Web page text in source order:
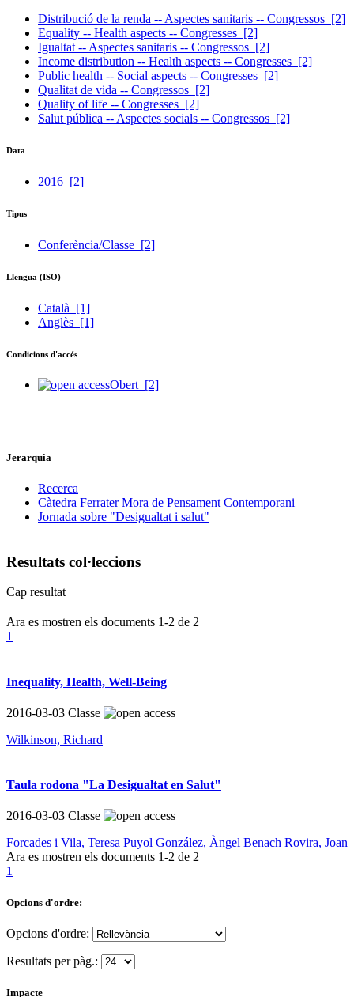
Distribució de la renda -- Aspectes sanitaris -- Congressos [2]
Equality -- Health aspects -- Congresses [2]
Igualtat -- Aspectes sanitaris -- Congressos [2]
Income distribution -- Health aspects -- Congresses [2]
Public health -- Social aspects -- Congresses [2]
Qualitat de vida -- Congressos [2]
Quality of life -- Congresses [2]
Salut pública -- Aspectes socials -- Congressos [2]
Data
2016 [2]
Tipus
Conferència/Classe [2]
Llengua (ISO)
Català [1]
Anglès [1]
Condicions d'accés
Obert [2]
Jerarquia
Recerca
Càtedra Ferrater Mora de Pensament Contemporani
Jornada sobre "Desigualtat i salut"
Resultats col·leccions
Cap resultat
Ara es mostren els documents 1-2 de 2
1
Inequality, Health, Well-Being
2016-03-03 Classe
Wilkinson, Richard
Taula rodona "La Desigualtat en Salut"
2016-03-03 Classe
Forcades i Vila, Teresa Puyol González, Àngel Benach Rovira, Joan
Ara es mostren els documents 1-2 de 2
1
Opcions d'ordre:
Opcions d'ordre:
Resultats per pàg.:
Impacte